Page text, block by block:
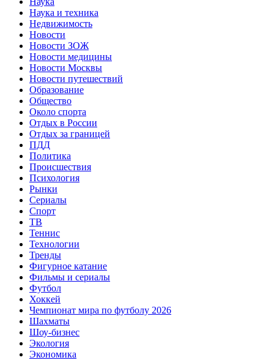
Наука и техника
Недвижимость
Новости
Новости ЗОЖ
Новости медицины
Новости Москвы
Новости путешествий
Образование
Общество
Около спорта
Отдых в России
Отдых за границей
ПДД
Политика
Происшествия
Психология
Рынки
Сериалы
Спорт
ТВ
Теннис
Технологии
Тренды
Фигурное катание
Фильмы и сериалы
Футбол
Хоккей
Чемпионат мира по футболу 2026
Шахматы
Шоу-бизнес
Экология
Экономика